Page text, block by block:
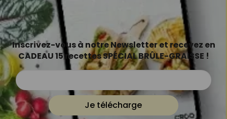
Inscrivez-vous à notre Newsletter et recevez en
CADEAU 15 recettes SPÉCIAL BRÛLE-GRAISSE !
Je télécharge